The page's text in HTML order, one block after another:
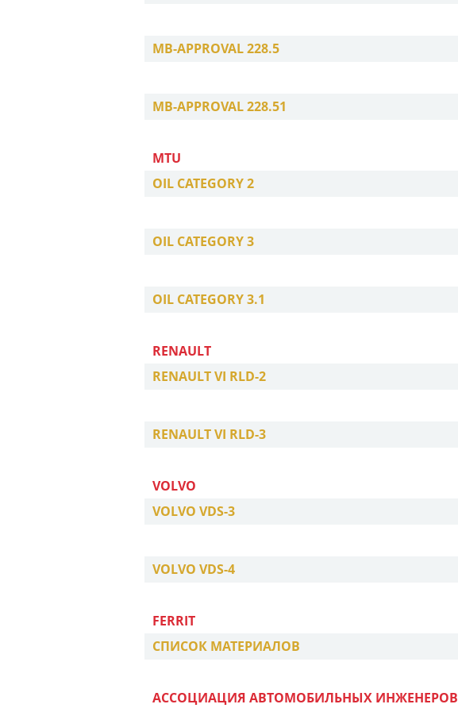
MB-APPROVAL 228.5
MB-APPROVAL 228.51
MTU
OIL CATEGORY 2
OIL CATEGORY 3
OIL CATEGORY 3.1
RENAULT
RENAULT VI RLD-2
RENAULT VI RLD-3
VOLVO
VOLVO VDS-3
VOLVO VDS-4
FERRIT
СПИСОК МАТЕРИАЛОВ
АССОЦИАЦИЯ АВТОМОБИЛЬНЫХ ИНЖЕНЕРОВ